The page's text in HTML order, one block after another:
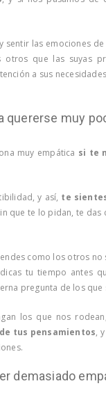
sentir las emociones de
otros que las suyas
a sus
quererse muy
muy empática si te
y así, te
que te lo pidan, te
como los otros
tu tiempo antes
pregunta de los
los que nos
tus pensamientos,
demasiado